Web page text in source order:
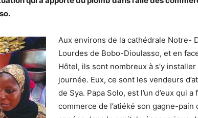
Aux environs de la cathédrale Notre-
Lourdes de Bobo-Dioulasso, et en
Hôtel, ils sont nombreux à s’y
journée. Eux, ce sont les vendeurs
de Sya. Papa Solo, est l’un d’eux qui a
commerce de l’atiéké son gagne-pain